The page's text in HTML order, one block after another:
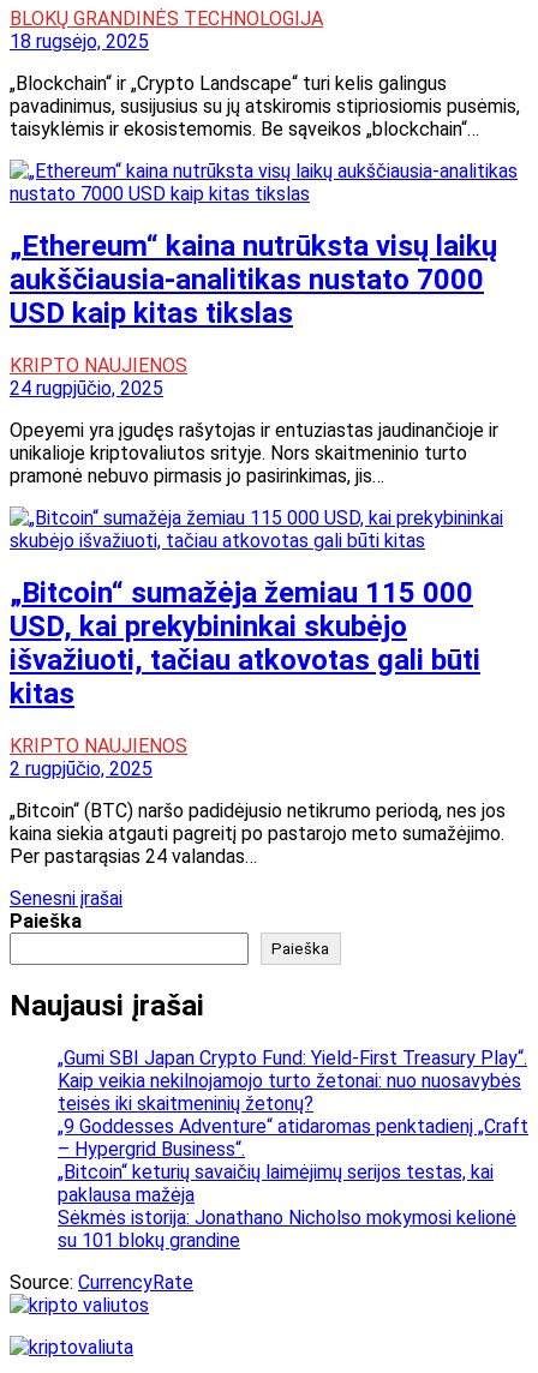
BLOKŲ GRANDINĖS TECHNOLOGIJA
18 rugsėjo, 2025
„Blockchain“ ir „Crypto Landscape“ turi kelis galingus
pavadinimus, susijusius su jų atskiromis stipriosiomis pusėmis,
taisyklėmis ir ekosistemomis. Be sąveikos „blockchain“…
„Ethereum“ kaina nutrūksta visų laikų
aukščiausia-analitikas nustato 7000
USD kaip kitas tikslas
KRIPTO NAUJIENOS
24 rugpjūčio, 2025
Opeyemi yra įgudęs rašytojas ir entuziastas jaudinančioje ir
unikalioje kriptovaliutos srityje. Nors skaitmeninio turto
pramonė nebuvo pirmasis jo pasirinkimas, jis…
„Bitcoin“ sumažėja žemiau 115 000
USD, kai prekybininkai skubėjo
išvažiuoti, tačiau atkovotas gali būti
kitas
KRIPTO NAUJIENOS
2 rugpjūčio, 2025
„Bitcoin“ (BTC) naršo padidėjusio netikrumo periodą, nes jos
kaina siekia atgauti pagreitį po pastarojo meto sumažėjimo.
Per pastarąsias 24 valandas…
Navigacija
tarp
įrašų
Senesni įrašai
Paieška
Paieška
Naujausi įrašai
„Gumi SBI Japan Crypto Fund: Yield-First Treasury Play“.
Kaip veikia nekilnojamojo turto žetonai: nuo nuosavybės
teisės iki skaitmeninių žetonų?
„9 Goddesses Adventure“ atidaromas penktadienį „Craft
– Hypergrid Business“.
„Bitcoin“ keturių savaičių laimėjimų serijos testas, kai
paklausa mažėja
Sėkmės istorija: Jonathano Nicholso mokymosi kelionė
su 101 blokų grandine
Source: CurrencyRate